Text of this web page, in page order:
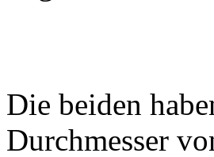
Die beiden
Durchmesser